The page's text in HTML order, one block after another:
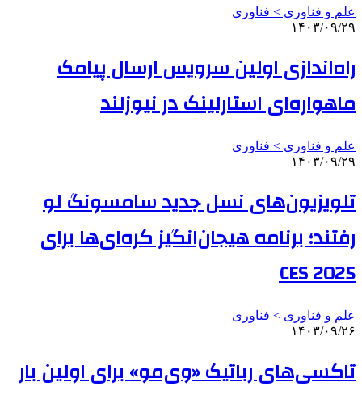
علم و فناوری‌ > فناوری
۱۴۰۳/۰۹/۲۹
راه‌اندازی اولین سرویس ارسال پیامک
ماهواره‌ای استارلینک در نیوزلند
علم و فناوری‌ > فناوری
۱۴۰۳/۰۹/۲۹
تلویزیون‌های نسل جدید سامسونگ لو
رفتند؛ برنامه هیجان‌انگیز کره‌ای‌ها برای
CES 2025
علم و فناوری‌ > فناوری
۱۴۰۳/۰۹/۲۶
تاکسی‌های رباتیک «وی‌مو» برای اولین بار